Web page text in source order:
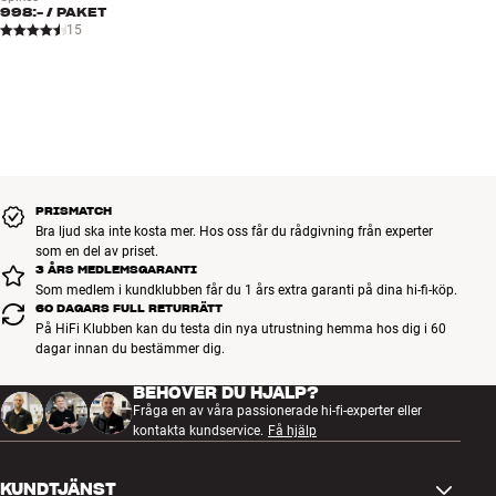
998:- / PAKET
15
PRISMATCH
Bra ljud ska inte kosta mer. Hos oss får du rådgivning från experter
som en del av priset.
3 ÅRS MEDLEMSGARANTI
Som medlem i kundklubben får du 1 års extra garanti på dina hi-fi-köp.
60 DAGARS FULL RETURRÄTT
På HiFi Klubben kan du testa din nya utrustning hemma hos dig i 60
dagar innan du bestämmer dig.
BEHÖVER DU HJÄLP?
Fråga en av våra passionerade hi-fi-experter eller
kontakta kundservice. Få hjälp
KUNDTJÄNST